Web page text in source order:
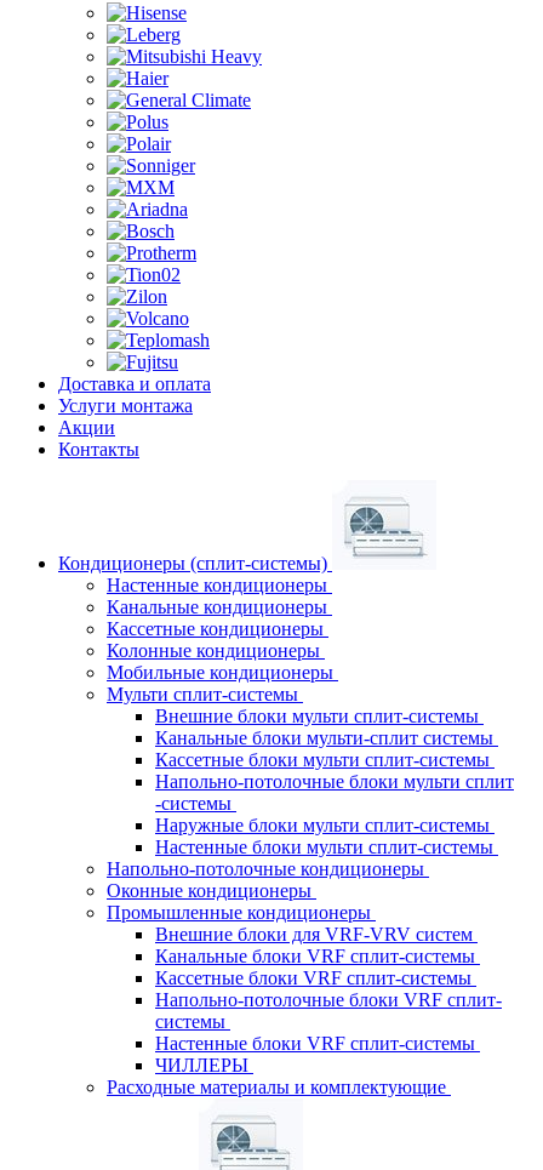
Доставка и оплата
Услуги монтажа
Акции
Контакты
Кондиционеры (сплит-системы)
Настенные кондиционеры
Канальные кондиционеры
Кассетные кондиционеры
Колонные кондиционеры
Мобильные кондиционеры
Мульти сплит-системы
Внешние блоки мульти сплит-системы
Канальные блоки мульти-сплит системы
Кассетные блоки мульти сплит-системы
Напольно-потолочные блоки мульти сплит
-системы
Наружные блоки мульти сплит-системы
Настенные блоки мульти сплит-системы
Напольно-потолочные кондиционеры
Оконные кондиционеры
Промышленные кондиционеры
Внешние блоки для VRF-VRV систем
Канальные блоки VRF сплит-системы
Кассетные блоки VRF сплит-системы
Напольно-потолочные блоки VRF сплит-
системы
Настенные блоки VRF сплит-системы
ЧИЛЛЕРЫ
Расходные материалы и комплектующие